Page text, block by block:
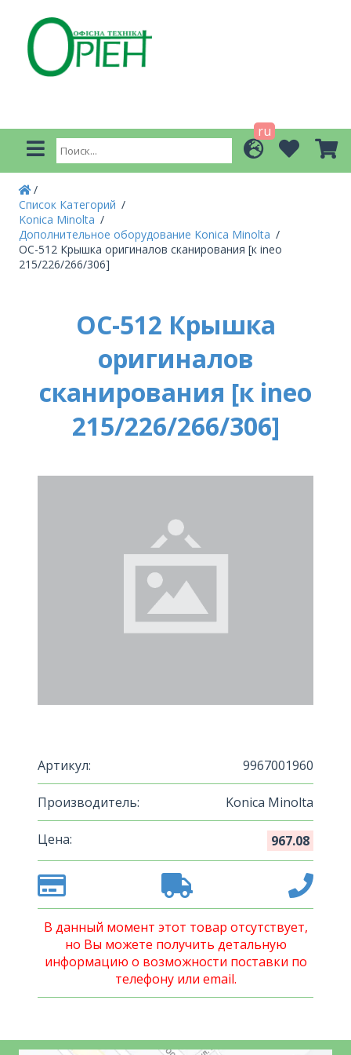
ru
Список Категорий
Konica Minolta
Дополнительное оборудование Konica Minolta
OC-512 Крышка оригиналов сканирования [к ineo
215/226/266/306]
OC-512 Крышка
оригиналов
сканирования [к ineo
215/226/266/306]
Артикул: 9967001960
Производитель: Konica Minolta
Цена: 967.08
В данный момент этот товар отсутствует,
но Вы можете получить детальную
информацию о возможности поставки по
телефону или email.